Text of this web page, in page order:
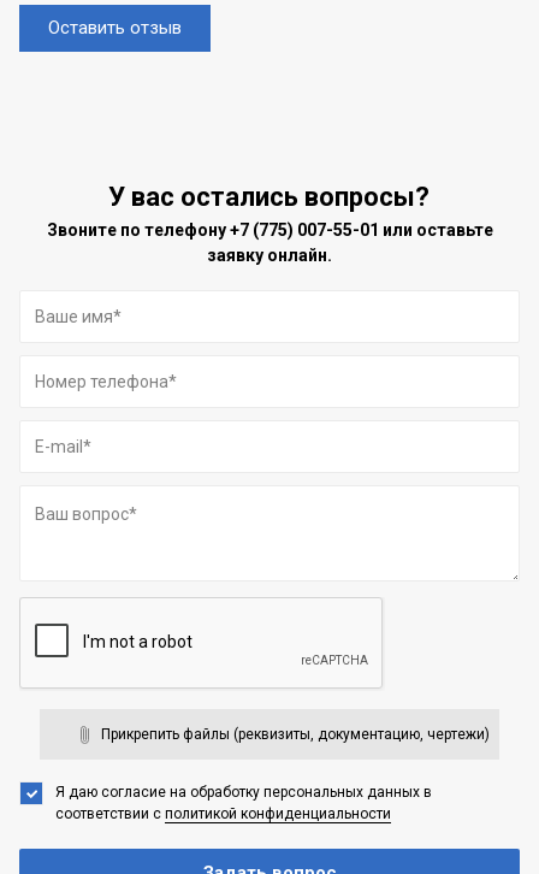
Оставить отзыв
У вас остались вопросы?
Звоните по телефону+7 (775) 007-55-01 или оставьте
заявку онлайн.
Прикрепить файлы (реквизиты, документацию, чертежи)
Я даю согласие на обработку персональных данных в
соответствии с политикой конфиденциальности